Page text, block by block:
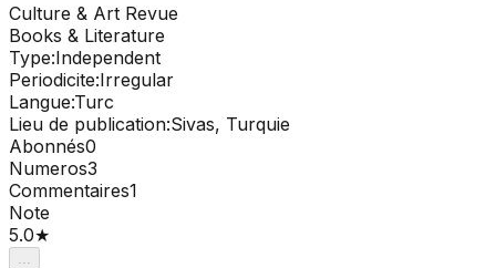
Culture & Art Revue
Books & Literature
Type:Independent
Periodicite:Irregular
Langue:Turc
Lieu de publication:Sivas, Turquie
Abonnés0
Numeros3
Commentaires1
Note
5.0★